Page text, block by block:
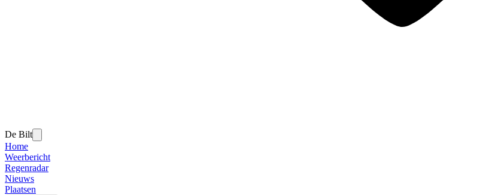
De Bilt
Home
Weerbericht
Regenradar
Nieuws
Plaatsen